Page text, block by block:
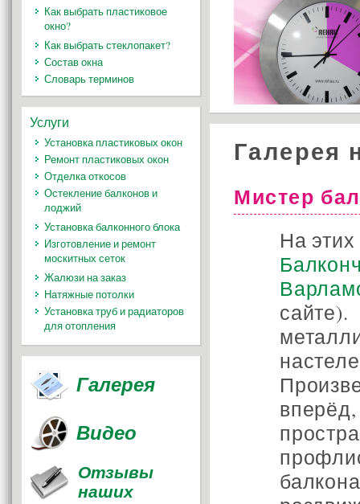
Галерея
Мистер
На
Как выбрать пластиковое
окно?
Как выбрать стеклопакет?
Состав окна
Словарь терминов
Услуги
Установка пластиковых окон
Ремонт пластиковых окон
Отделка откосов
Остекление балконов и
лоджий
Установка балконного блока
Изготовление и ремонт
москитных сеток
Жалюзи на заказ
Натяжные потолки
Установка труб и радиаторов
для отопления
Галерея
Видео
Отзывы
наших